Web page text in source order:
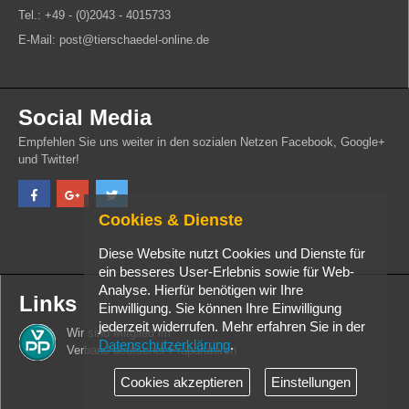
Tel.: +49 - (0)2043 - 4015733
E-Mail: post@tierschaedel-online.de
Social Media
Empfehlen Sie uns weiter in den sozialen Netzen Facebook, Google+
und Twitter!
Links
Wir sind Mitglied im
Verband deutscher Präparatoren
Cookies & Dienste
Diese Website nutzt Cookies und Dienste für
ein besseres User-Erlebnis sowie für Web-
Analyse. Hierfür benötigen wir Ihre
Einwilligung. Sie können Ihre Einwilligung
jederzeit widerrufen. Mehr erfahren Sie in der
Datenschutzerklärung.
Cookies akzeptieren Einstellungen